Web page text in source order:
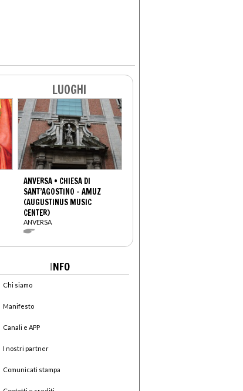
LUOGHI
ANVERSA • CHIESA DI
SANT’AGOSTINO - AMUZ
(AUGUSTINUS MUSIC
CENTER)
ANVERSA
INFO
Chi siamo
Manifesto
Canali e APP
I nostri partner
Comunicati stampa